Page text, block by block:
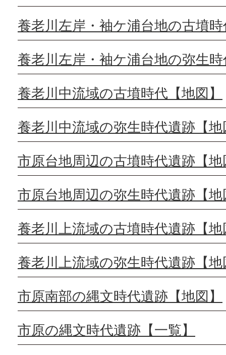
養老川左岸・袖ケ浦台地の古墳
養老川左岸・袖ケ浦台地の弥生
養老川中流域の古墳時代【地図】
養老川中流域の弥生時代遺跡【地
市原台地周辺の古墳時代遺跡【地
市原台地周辺の弥生時代遺跡【地
養老川上流域の古墳時代遺跡【地
養老川上流域の弥生時代遺跡【地
市原南部の縄文時代遺跡【地図】
市原の縄文時代遺跡【一覧】